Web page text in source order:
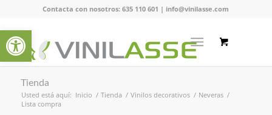
Contacta con nosotros:635 110 601 | info@vinilasse.com
Tienda
Usted está aquí: Inicio / Tienda / Vinilos decorativos / Neveras /
Lista compra
Abrir barra de herramientas